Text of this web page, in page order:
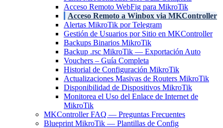
Acceso Remoto WebFig para MikroTik
Acceso Remoto a Winbox via MKController
Alertas MikroTik por Telegram
Gestión de Usuarios por Sitio en MKController
Backups Binarios MikroTik
Backup .rsc MikroTik — Exportación Auto
Vouchers – Guía Completa
Historial de Configuración MikroTik
Actualizaciones Masivas de Routers MikroTik
Disponibilidad de Dispositivos MikroTik
Monitorea el Uso del Enlace de Internet de
MikroTik
MKController FAQ — Preguntas Frecuentes
Blueprint MikroTik — Plantillas de Config